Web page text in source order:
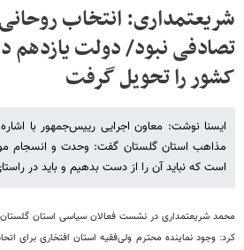
تصادفی نبود/ دولت یازدهم
کشور را تحویل گرفت
ایسنا نوشت: معاون اجرایی رییس‌جمهور با
مذاهب استان گلستان گفت: وحدت و انسجام
است که نباید آن را از دست بدهیم و باید در
محمد شریعتمداری در نشست فعالان سیاسی استان
کرد: وجود نماینده محترم ولی‌فقیه استان افتخاری برای